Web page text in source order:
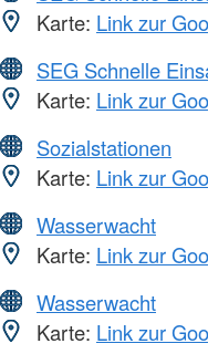
Karte: Link zur
SEG Schnelle
Karte: Link zur
Sozialstationen
Karte: Link zur
Wasserwacht
Karte: Link zur
Wasserwacht
Karte: Link zur